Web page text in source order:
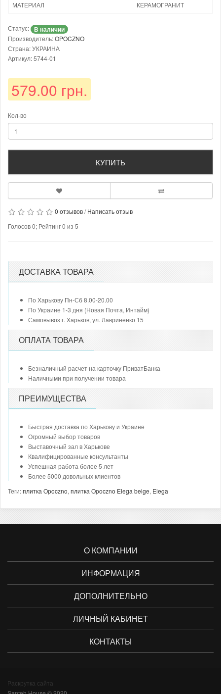
МАТЕРИАЛ
КЕРАМОГРАНИТ
Статус: В наличии
Производитель:OPOCZNO
Страна: УКРАИНА
Артикул: 5744-01
579.00 грн.
Кол-во
КУПИТЬ
0 отзывов/Написать отзыв
Голосов0; Рейтинг0 из 5
ДОСТАВКА ТОВАРА
По Харькову Пн-Сб 8.00-20.00
По Украине 1-3 дня (Новая Почта, Интайм)
Самовывоз г. Харьков, ул. Лавриненко 15
ОПЛАТА ТОВАРА
Безналичный расчет на карточку ПриватБанка
Наличными при получении товара
ПРЕИМУЩЕСТВА
Быстрая доставка по Харькову и Украине
Огромный выбор товаров
Выставочный зал в Харькове
Квалифицированные консультанты
Успешная работа более 5 лет
Более 5000 довольных клиентов
Теги:плитка Opoczno, плитка Opoczno Elega beige, Elega
О КОМПАНИИ
ИНФОРМАЦИЯ
ДОПОЛНИТЕЛЬНО
ЛИЧНЫЙ КАБИНЕТ
КОНТАКТЫ
Раскрутка сайта